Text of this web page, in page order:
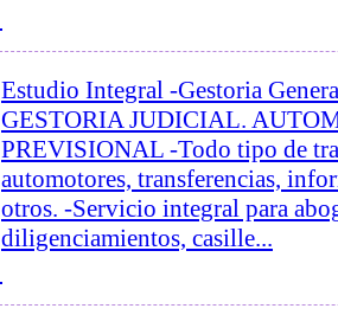
Estudio Integral -Gestoria
GESTORIA JUDICIAL.
PREVISIONAL -Todo tipo de
automotores, transferencias,
otros. -Servicio integral para
diligenciamientos, casille...